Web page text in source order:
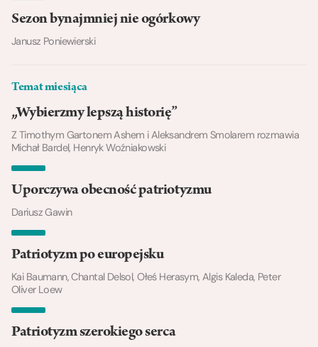
Sezon bynajmniej nie ogórkowy
Janusz Poniewierski
Temat miesiąca
„Wybierzmy lepszą historię”
Z Timothym Gartonem Ashem i Aleksandrem Smolarem rozmawia
Michał Bardel, Henryk Woźniakowski
Uporczywa obecność patriotyzmu
Dariusz Gawin
Patriotyzm po europejsku
Kai Baumann, Chantal Delsol, Ołeś Herasym, Algis Kaleda, Peter
Oliver Loew
Patriotyzm szerokiego serca